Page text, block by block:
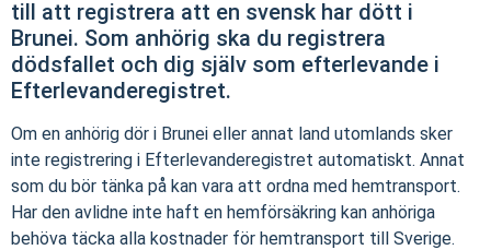
till att registrera att en svensk har dött i
Brunei. Som anhörig ska du registrera
dödsfallet och dig själv som efterlevande i
Efterlevanderegistret.
Om en anhörig dör i Brunei eller annat land utomlands sker
inte registrering i Efterlevanderegistret automatiskt. Annat
som du bör tänka på kan vara att ordna med hemtransport.
Har den avlidne inte haft en hemförsäkring kan anhöriga
behöva täcka alla kostnader för hemtransport till Sverige.